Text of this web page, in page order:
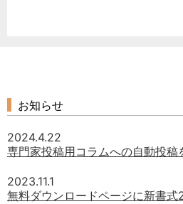
お知らせ
2024.4.22
専門家投稿用コラムへの自動投稿
2023.11.1
無料ダウンロードページに新書式